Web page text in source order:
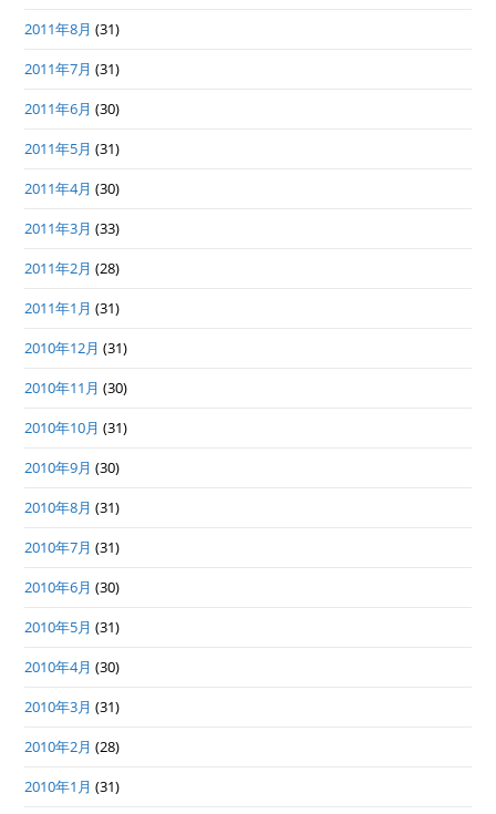
2011年8月 (31)
2011年7月 (31)
2011年6月 (30)
2011年5月 (31)
2011年4月 (30)
2011年3月 (33)
2011年2月 (28)
2011年1月 (31)
2010年12月 (31)
2010年11月 (30)
2010年10月 (31)
2010年9月 (30)
2010年8月 (31)
2010年7月 (31)
2010年6月 (30)
2010年5月 (31)
2010年4月 (30)
2010年3月 (31)
2010年2月 (28)
2010年1月 (31)